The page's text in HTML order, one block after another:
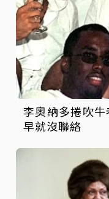
李奧納多捲吹牛
早就沒聯絡